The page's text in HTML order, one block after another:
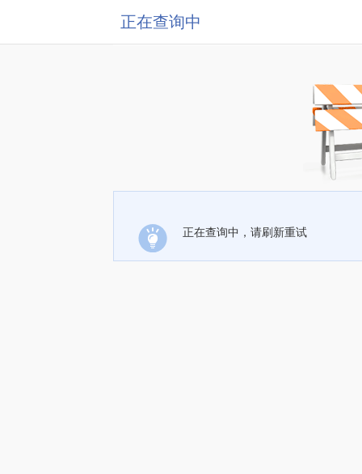
正在查询中
正在查询中，请刷新重试